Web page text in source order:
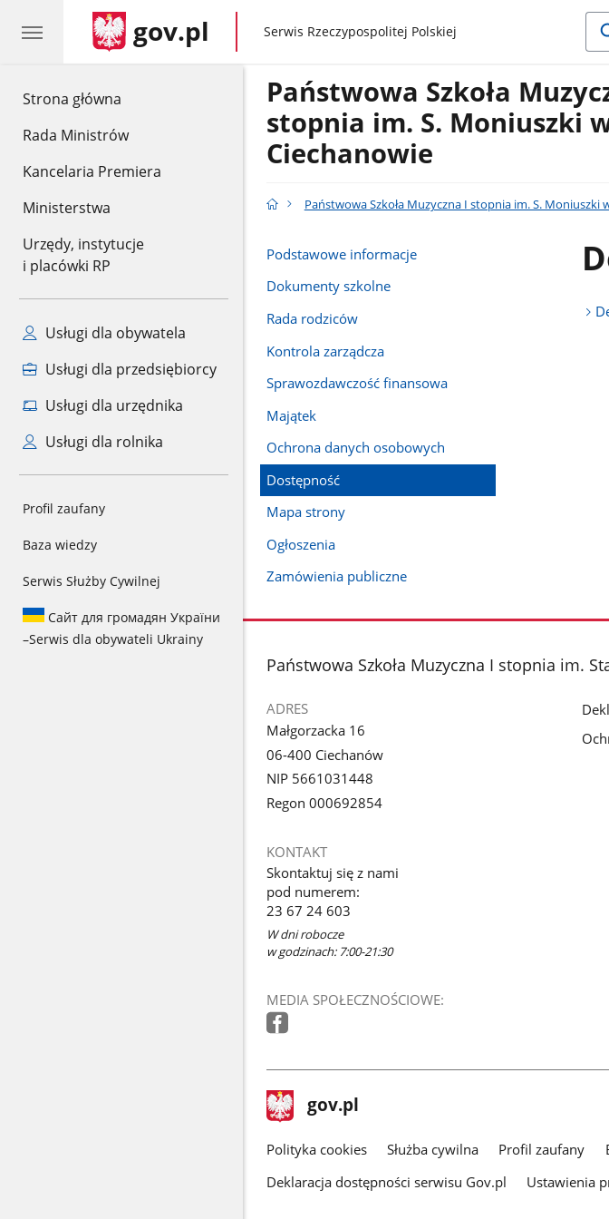
Strona główna
Rada Ministrów
Kancelaria Premiera
Ministerstwa
Urzędy, instytucje
i placówki RP
Usługi dla obywatela
Usługi dla przedsiębiorcy
Usługi dla urzędnika
Usługi dla rolnika
Profil zaufany
Baza wiedzy
Serwis Służby Cywilnej
Сайт для громадян України
–Serwis dla obywateli Ukrainy
gov.pl gov.pl
Serwis Rzeczypospolitej Polskiej
Państwowa Szkoła
stopnia im. S. Moniuszki
Ciechanowie
Państwowa Szkoła Muzyczna I stopnia im. S. Moniuszki
Podstawowe informacje
Dokumenty szkolne
Rada rodziców
Kontrola zarządcza
Sprawozdawczość finansowa
Majątek
Ochrona danych osobowych
Dostępność
Mapa strony
Ogłoszenia
Zamówienia publiczne
stopka
Państwowa Szkoła Muzyczna I stopnia im.
ADRES
Małgorzacka 16
06-400 Ciechanów
NIP 5661031448
Regon 000692854
KONTAKT
Skontaktuj się z nami
pod numerem:
23 67 24 603
W dni robocze
w godzinach: 7:00-21:30
MEDIA SPOŁECZNOŚCIOWE:
stopka
gov.pl Strona
gov.pl
gov.pl
Polityka cookies Służba cywilna Profil zaufany
Deklaracja dostępności serwisu Gov.pl
Ustawienia